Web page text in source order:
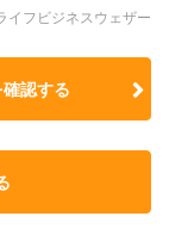
イフビジネスウェザー
認する